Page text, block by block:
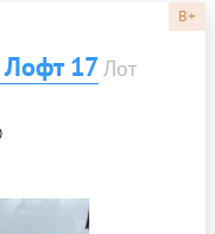
B+
17Лот